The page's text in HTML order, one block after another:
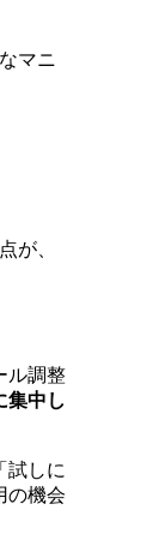
マニ
が、
ル調整
集中し
試しに
の機会